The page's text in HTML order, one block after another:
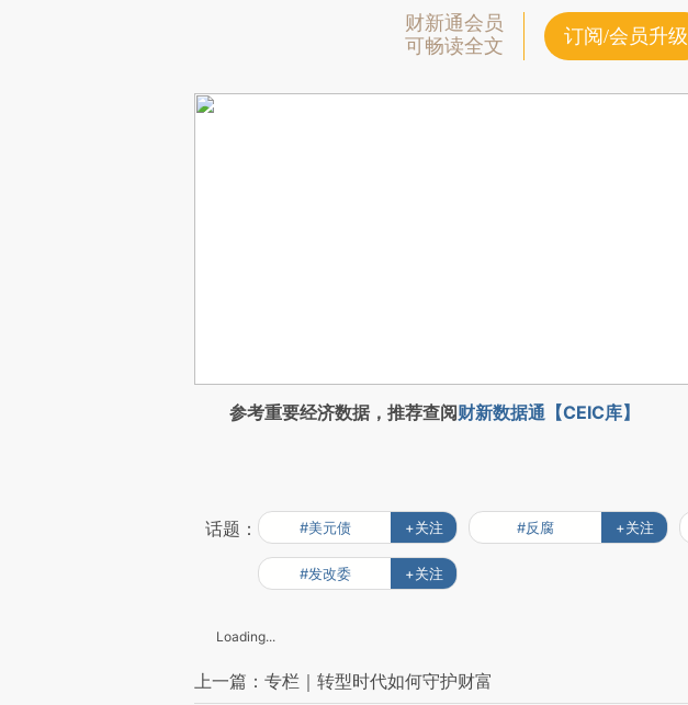
财新通会员
可畅读全文
订阅/会员升级
参考重要经济数据，推荐查阅财新数据通【CEIC库】
话题： #美元债 +关注 #反腐 +关注
#发改委 +关注
Loading...
上一篇：专栏｜转型时代如何守护财富